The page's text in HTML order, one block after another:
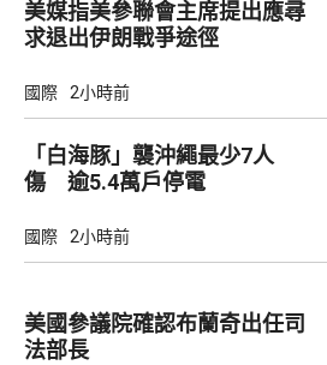
美媒指美參聯會主席提出應尋
求退出伊朗戰爭途徑
國際 2小時前
「白海豚」襲沖繩最少7人
傷 逾5.4萬戶停電
國際 2小時前
美國參議院確認布蘭奇出任司
法部長